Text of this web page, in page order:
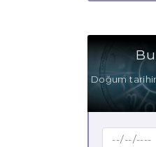
Doğum